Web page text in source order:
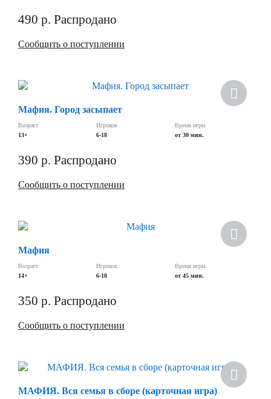
490 р. Распродано
Сообщить о поступлении
Мафия. Город засыпает
Возраст
13+
Игроков
6-18
Время игры
от 30 мин.
390 р. Распродано
Сообщить о поступлении
Мафия
Возраст
14+
Игроков
6-10
Время игры
от 45 мин.
350 р. Распродано
Сообщить о поступлении
МАФИЯ. Вся семья в сборе (карточная игра)